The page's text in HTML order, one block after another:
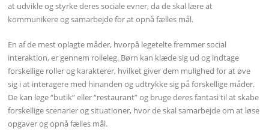
at udvikle og styrke deres sociale evner, da de skal lære at
kommunikere og samarbejde for at opnå fælles mål.
En af de mest oplagte måder, hvorpå legetelte fremmer social
interaktion, er gennem rolleleg. Børn kan klæde sig ud og indtage
forskellige roller og karakterer, hvilket giver dem mulighed for at øve
sig i at interagere med hinanden og udtrykke sig på forskellige måder.
De kan lege “butik” eller “restaurant” og bruge deres fantasi til at skabe
forskellige scenarier og situationer, hvor de skal samarbejde om at løse
opgaver og opnå fælles mål.